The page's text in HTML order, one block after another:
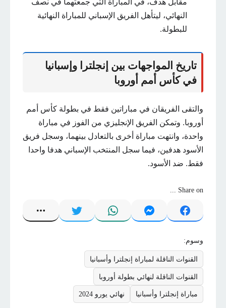
مقابل هدف، في المباراة التي جمعتهما في نصف
النهائي، ليتأهل الفريق الإسباني للمباراة النهائية
للبطولة.
تاريخ المواجهات بين إنجلترا وإسبانيا
في كأس أمم أوروبا
والتقى الفريقان في مباراتين فقط في بطولة كأس أمم
أوروبا. وتمكن الفريق الإنجليزي من الفوز في مباراة
واحدة، وانتهت مباراة أخرى بالتعادل بينهما، وسجل فريق
الأسود هدفين، فيما سجل المنتخب الإسباني هدفا واحدا
فقط. ضد الأسود.
Share on ...
وسوم:
القنوات الناقلة لمباراة إنجلترا وأسبانيا
القنوات الناقلة لنهائي بطولة أوروبا
مباراة إنجلترا وأسبانيا نهائي يورو 2024